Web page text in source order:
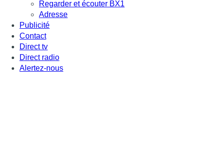
Regarder et écouter BX1
Adresse
Publicité
Contact
Direct tv
Direct radio
Alertez-nous